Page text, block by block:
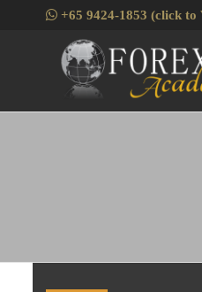
+65 9424-1853 (click to